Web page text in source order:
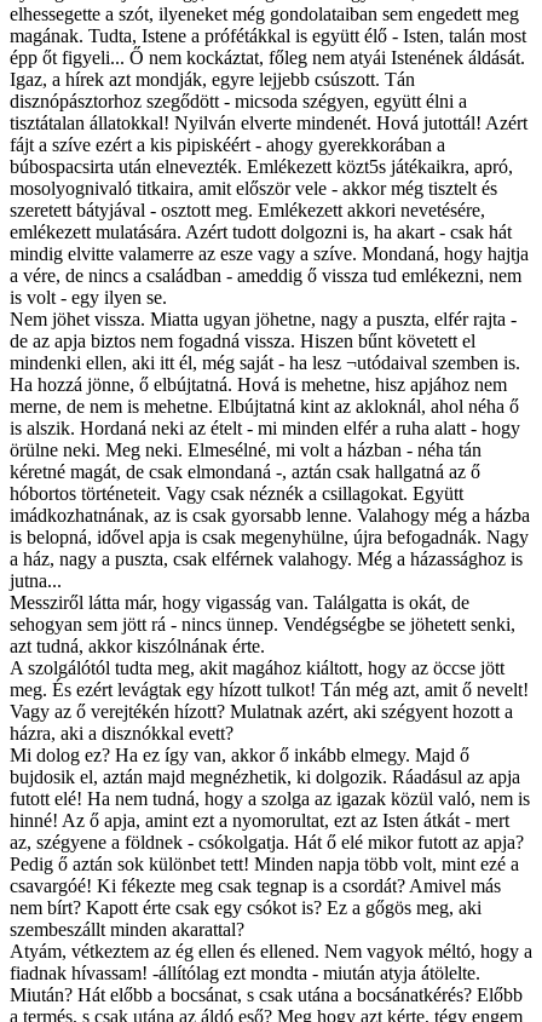
elhessegette a szót, ilyeneket még gondolataiban sem engedett meg
magának. Tudta, Istene a prófétákkal is együtt élő - Isten, talán most
épp őt figyeli... Ő nem kockáztat, főleg nem atyái Istenének áldását.
Igaz, a hírek azt mondják, egyre lejjebb csúszott. Tán
disznópásztorhoz szegődött - micsoda szégyen, együtt élni a
tisztátalan állatokkal! Nyilván elverte mindenét. Hová jutottál! Azért
fájt a szíve ezért a kis pipiskéért - ahogy gyerekkorában a
búbospacsirta után elnevezték. Emlékezett közt5s játékaikra, apró,
mosolyognivaló titkaira, amit először vele - akkor még tisztelt és
szeretett bátyjával - osztott meg. Emlékezett akkori nevetésére,
emlékezett mulatására. Azért tudott dolgozni is, ha akart - csak hát
mindig elvitte valamerre az esze vagy a szíve. Mondaná, hogy hajtja
a vére, de nincs a családban - ameddig ő vissza tud emlékezni, nem
is volt - egy ilyen se.
Nem jöhet vissza. Miatta ugyan jöhetne, nagy a puszta, elfér rajta -
de az apja biztos nem fogadná vissza. Hiszen bűnt követett el
mindenki ellen, aki itt él, még saját - ha lesz ¬utódaival szemben is.
Ha hozzá jönne, ő elbújtatná. Hová is mehetne, hisz apjához nem
merne, de nem is mehetne. Elbújtatná kint az akloknál, ahol néha ő
is alszik. Hordaná neki az ételt - mi minden elfér a ruha alatt - hogy
örülne neki. Meg neki. Elmesélné, mi volt a házban - néha tán
kéretné magát, de csak elmondaná -, aztán csak hallgatná az ő
hóbortos történeteit. Vagy csak néznék a csillagokat. Együtt
imádkozhatnának, az is csak gyorsabb lenne. Valahogy még a házba
is belopná, idővel apja is csak megenyhülne, újra befogadnák. Nagy
a ház, nagy a puszta, csak elférnek valahogy. Még a házassághoz is
jutna...
Messziről látta már, hogy vigasság van. Találgatta is okát, de
sehogyan sem jött rá - nincs ünnep. Vendégségbe se jöhetett senki,
azt tudná, akkor kiszólnának érte.
A szolgálótól tudta meg, akit magához kiáltott, hogy az öccse jött
meg. És ezért levágtak egy hízott tulkot! Tán még azt, amit ő nevelt!
Vagy az ő verejtékén hízott? Mulatnak azért, aki szégyent hozott a
házra, aki a disznókkal evett?
Mi dolog ez? Ha ez így van, akkor ő inkább elmegy. Majd ő
bujdosik el, aztán majd megnézhetik, ki dolgozik. Ráadásul az apja
futott elé! Ha nem tudná, hogy a szolga az igazak közül való, nem is
hinné! Az ő apja, amint ezt a nyomorultat, ezt az Isten átkát - mert
az, szégyene a földnek - csókolgatja. Hát ő elé mikor futott az apja?
Pedig ő aztán sok különbet tett! Minden napja több volt, mint ezé a
csavargóé! Ki fékezte meg csak tegnap is a csordát? Amivel más
nem bírt? Kapott érte csak egy csókot is? Ez a gőgös meg, aki
szembeszállt minden akarattal?
Atyám, vétkeztem az ég ellen és ellened. Nem vagyok méltó, hogy a
fiadnak hívassam! -állítólag ezt mondta - miután atyja átölelte.
Miután? Hát előbb a bocsánat, s csak utána a bocsánatkérés? Előbb
a termés, s csak utána az áldó eső? Meg hogy azt kérte, tégy engem